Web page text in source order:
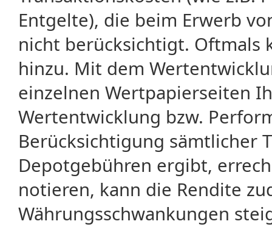
Entgelte), die beim Erwerb
nicht berücksichtigt. Oftmals
hinzu. Mit dem
einzelnen Wertpapierseiten
Wertentwicklung bzw.
Berücksichtigung sämtlicher
Depotgebühren ergibt,
notieren, kann die Rendite
Währungsschwankungen